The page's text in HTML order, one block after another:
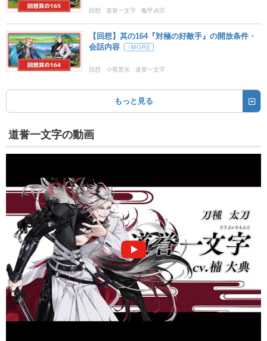
回想 道誉一文字 亀甲貞宗
【回想】其の164『対極の好敵手』の開放条件・
会話内容
回想 小竜景光 道誉一文字
もっと見る
道誉一文字の動画